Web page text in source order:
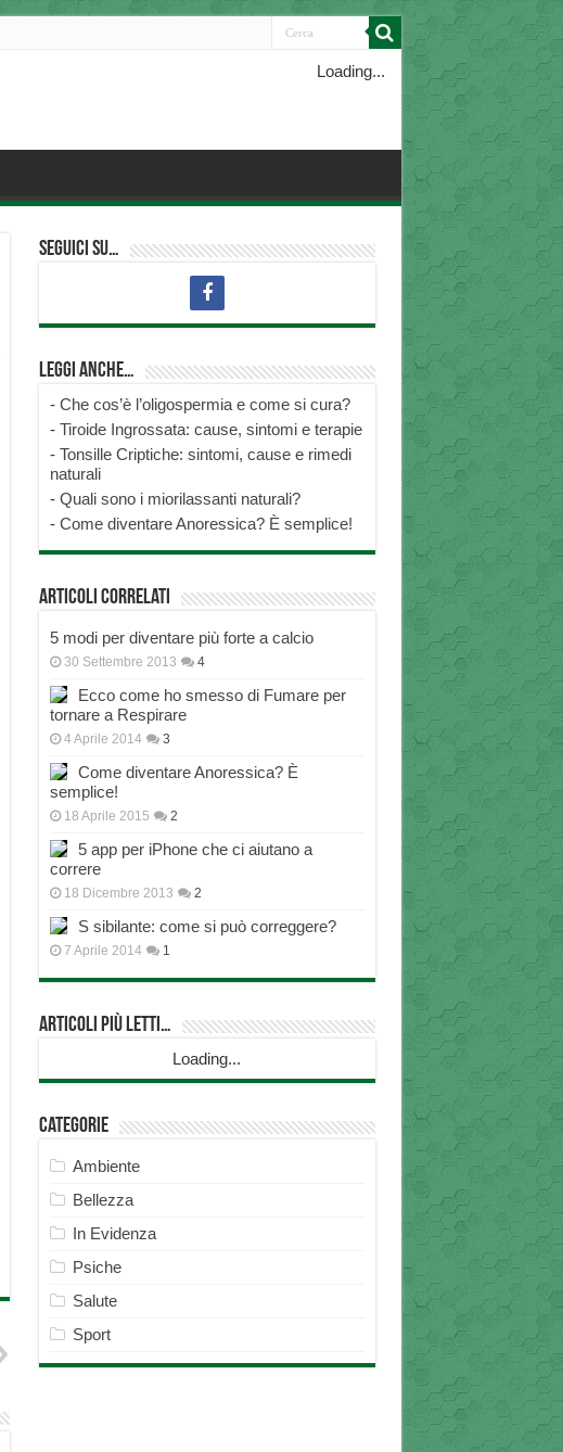
Loading...
Seguici su…
Leggi anche…
- Che cos’è l’oligospermia e come si cura?
- Tiroide Ingrossata: cause, sintomi e terapie
- Tonsille Criptiche: sintomi, cause e rimedi
naturali
- Quali sono i miorilassanti naturali?
- Come diventare Anoressica? È semplice!
Articoli correlati
5 modi per diventare più forte a calcio
30 Settembre 2013 4
Ecco come ho smesso di Fumare per
tornare a Respirare
4 Aprile 2014 3
Come diventare Anoressica? È
semplice!
18 Aprile 2015 2
5 app per iPhone che ci aiutano a
correre
18 Dicembre 2013 2
S sibilante: come si può correggere?
7 Aprile 2014 1
Articoli più Letti…
Loading...
Categorie
Ambiente
Bellezza
In Evidenza
Psiche
Salute
Sport